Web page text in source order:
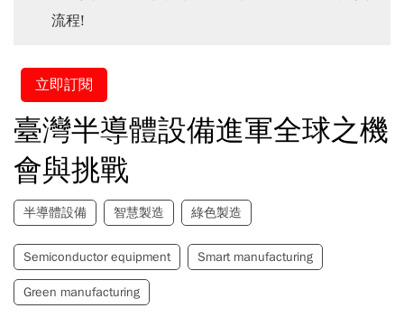
流程!
立即訂閱
臺灣半導體設備進軍全球之機
會與挑戰
半導體設備 智慧製造 綠色製造
Semiconductor equipment Smart manufacturing
Green manufacturing